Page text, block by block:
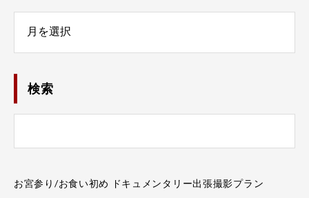
検索
お宮参り/お食い初め ドキュメンタリー出張撮影プラン